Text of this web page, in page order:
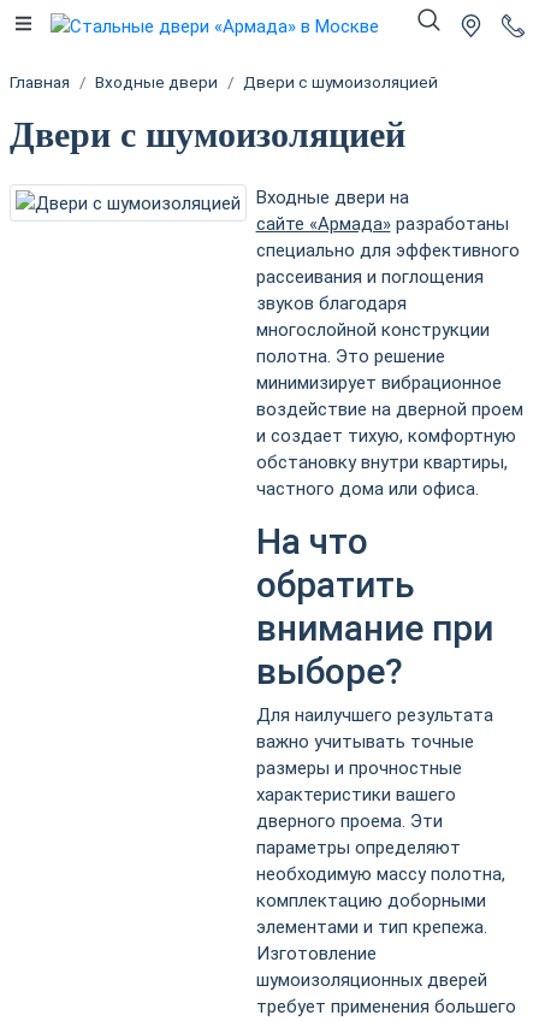
Главная Входные двери Двери с шумоизоляцией
Двери с шумоизоляцией
Входные двери на
сайте «Армада»разработаны
специально для эффективного
рассеивания и поглощения
звуков благодаря
многослойной конструкции
полотна. Это решение
минимизирует вибрационное
воздействие на дверной проем
и создает тихую, комфортную
обстановку внутри квартиры,
частного дома или офиса.
На что
обратить
внимание при
выборе?
Для наилучшего результата
важно учитывать точные
размеры и прочностные
характеристики вашего
дверного проема. Эти
параметры определяют
необходимую массу полотна,
комплектацию доборными
элементами и тип крепежа.
Изготовление
шумоизоляционных дверей
требует применения большего